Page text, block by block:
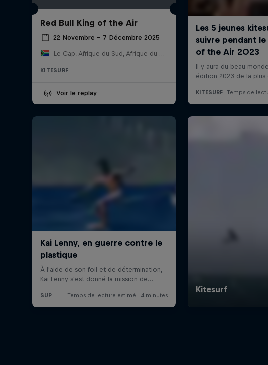
Red Bull King of the Air
22 Novembre – 7 Décembre 2025
Le Cap, Afrique du Sud, Afrique du Sud
KITESURF
Voir le replay